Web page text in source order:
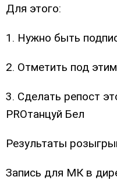
Для этого:
1. Нужно быть
2. Отметить под
3. Сделать репост
PROтанцуй Бел
Результаты
Запись для МК в